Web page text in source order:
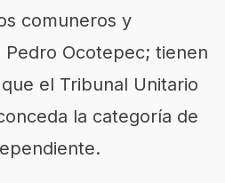
comuneros y
Pedro Ocotepec; tienen
que el Tribunal Unitario
la categoría de